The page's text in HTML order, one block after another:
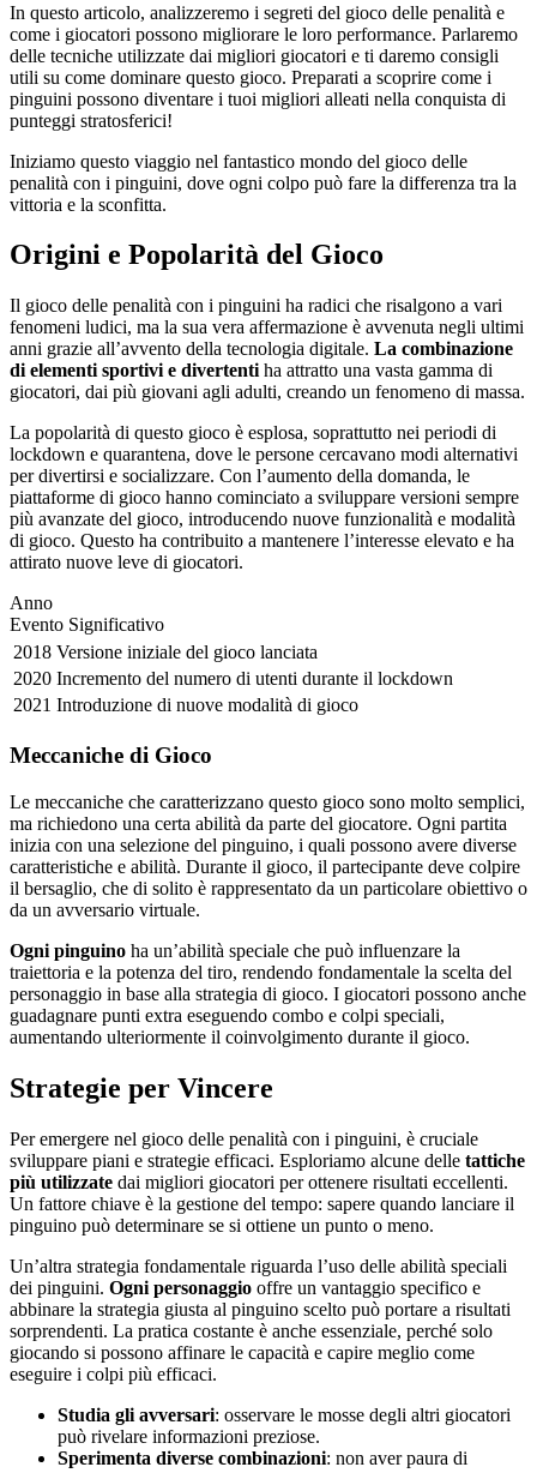
In questo articolo, analizzeremo i segreti del gioco delle penalità e
come i giocatori possono migliorare le loro performance. Parlaremo
delle tecniche utilizzate dai migliori giocatori e ti daremo consigli
utili su come dominare questo gioco. Preparati a scoprire come i
pinguini possono diventare i tuoi migliori alleati nella conquista di
punteggi stratosferici!
Iniziamo questo viaggio nel fantastico mondo del gioco delle
penalità con i pinguini, dove ogni colpo può fare la differenza tra la
vittoria e la sconfitta.
Origini e Popolarità del Gioco
Il gioco delle penalità con i pinguini ha radici che risalgono a vari
fenomeni ludici, ma la sua vera affermazione è avvenuta negli ultimi
anni grazie all’avvento della tecnologia digitale. La combinazione
di elementi sportivi e divertenti ha attratto una vasta gamma di
giocatori, dai più giovani agli adulti, creando un fenomeno di massa.
La popolarità di questo gioco è esplosa, soprattutto nei periodi di
lockdown e quarantena, dove le persone cercavano modi alternativi
per divertirsi e socializzare. Con l’aumento della domanda, le
piattaforme di gioco hanno cominciato a sviluppare versioni sempre
più avanzate del gioco, introducendo nuove funzionalità e modalità
di gioco. Questo ha contribuito a mantenere l’interesse elevato e ha
attirato nuove leve di giocatori.
Anno
Evento Significativo
2018 Versione iniziale del gioco lanciata
2020 Incremento del numero di utenti durante il lockdown
2021 Introduzione di nuove modalità di gioco
Meccaniche di Gioco
Le meccaniche che caratterizzano questo gioco sono molto semplici,
ma richiedono una certa abilità da parte del giocatore. Ogni partita
inizia con una selezione del pinguino, i quali possono avere diverse
caratteristiche e abilità. Durante il gioco, il partecipante deve colpire
il bersaglio, che di solito è rappresentato da un particolare obiettivo o
da un avversario virtuale.
Ogni pinguino ha un’abilità speciale che può influenzare la
traiettoria e la potenza del tiro, rendendo fondamentale la scelta del
personaggio in base alla strategia di gioco. I giocatori possono anche
guadagnare punti extra eseguendo combo e colpi speciali,
aumentando ulteriormente il coinvolgimento durante il gioco.
Strategie per Vincere
Per emergere nel gioco delle penalità con i pinguini, è cruciale
sviluppare piani e strategie efficaci. Esploriamo alcune delle tattiche
più utilizzate dai migliori giocatori per ottenere risultati eccellenti.
Un fattore chiave è la gestione del tempo: sapere quando lanciare il
pinguino può determinare se si ottiene un punto o meno.
Un’altra strategia fondamentale riguarda l’uso delle abilità speciali
dei pinguini. Ogni personaggio offre un vantaggio specifico e
abbinare la strategia giusta al pinguino scelto può portare a risultati
sorprendenti. La pratica costante è anche essenziale, perché solo
giocando si possono affinare le capacità e capire meglio come
eseguire i colpi più efficaci.
Studia gli avversari: osservare le mosse degli altri giocatori
può rivelare informazioni preziose.
Sperimenta diverse combinazioni: non aver paura di